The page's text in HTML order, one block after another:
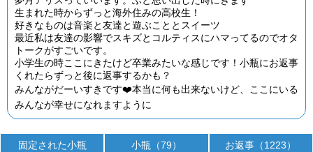
生まれた時からずっと海外住みの高校生！
好きなものは音楽と友達と遊ぶこととスイーツ
最近私は友達の影響でスキズとコルティスにハマってるのでオタ
トークがすごいです。
小学生の時ここにきたけど卒業みたいな感じです！小瓶にお返事
くれたらずっと後に返事するかも？
みんながだーいすきです❤️本当に何も出来ないけど、ここにいる
みんなが幸せになれますように
固定された小瓶 小瓶（79） お返事（1223）